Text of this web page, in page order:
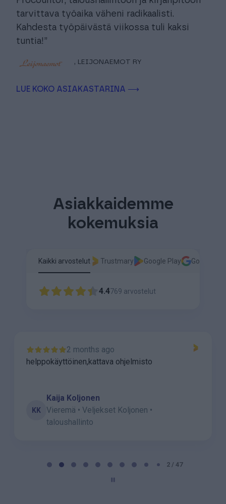
tarvittava työaika väheni radikaalisti.
Kahdesta työpäivästä viikossa tuli kaksi
tuntia!”
, LEIJONAEMOT RY
LUE KOKO ASIAKASTARINA ⟶
Asiakkaidemme
kokemuksia
Kaikki arvostelut Trustmary Google Play Google
4.4769 arvostelut
2 months ago
helppokäyttöinen,kattava ohjelmisto
KK
Kaija Koljonen
Vieremä • Veljekset Koljonen •
taloushallinto
2 / 47